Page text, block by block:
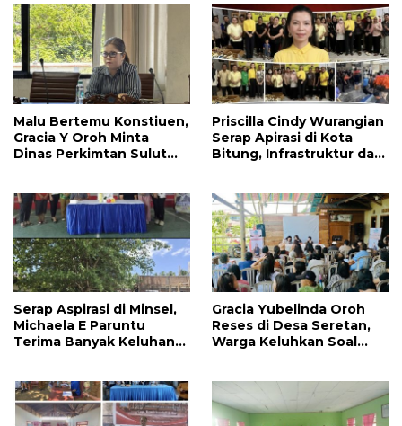
Malu Bertemu Konstiuen,
Gracia Y Oroh Minta
Dinas Perkimtan Sulut
Jalan di Tandengan I
Priscilla Cindy Wurangian
Serap Apirasi di Kota
Bitung, Infrastruktur dan
Warga
Serap Aspirasi di Minsel,
Michaela E Paruntu
Terima Banyak Keluhan
Gracia Yubelinda Oroh
Reses di Desa Seretan,
Warga Keluhkan Soal